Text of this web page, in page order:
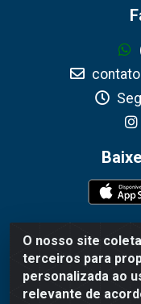
O nosso site
terceiros para
personalizada ao
relevante de
WR Embalagens
1360 - Grogotó -